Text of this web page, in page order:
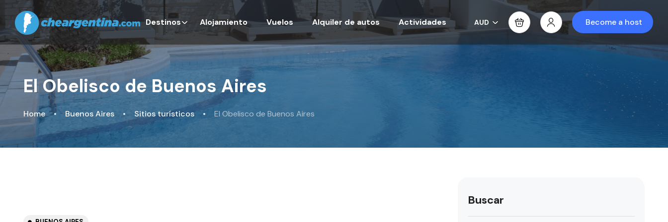
Destinos Alojamiento Vuelos Alquiler de autos Actividades AUD Become a host
El Obelisco de Buenos Aires
Home Buenos Aires Sitios turísticos El Obelisco de Buenos Aires
Buscar